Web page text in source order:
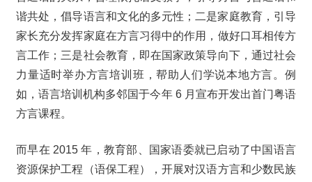
谐共处，倡导语言和文化的多元性；二是家庭教育，引导
家长充分发挥家庭在方言习得中的作用，做好口耳相传方
言工作；三是社会教育，即在国家政策导向下，通过社会
力量适时举办方言培训班，帮助人们学说本地方言。例
如，语言培训机构多邻国于今年 6 月宣布开发出首门粤语
方言课程。
而早在 2015 年，教育部、国家语委就已启动了中国语言
资源保护工程（语保工程），开展对汉语方言和少数民族